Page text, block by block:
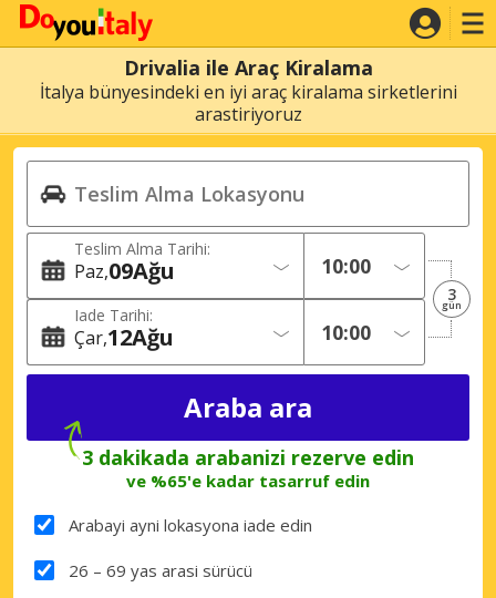
Drivalia ile Araç Kiralama
İtalya bünyesindeki en iyi araç kiralama sirketlerini
arastiriyoruz
Teslim Alma Tarihi:
Paz 09Ağu
Iade Tarihi:
Çar 12Ağu
3
gün
3 dakikada arabanizi rezerve edin
ve %65'e kadar tasarruf edin
Arabayi ayni lokasyona iade edin
26 – 69 yas arasi sürücü